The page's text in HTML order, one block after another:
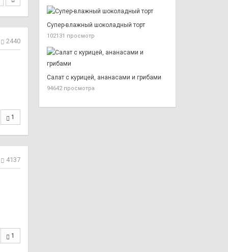
2440
1
4137
1
Супер-влажный шоколадный торт
102131 просмотр
Салат с курицей, ананасами и грибами
94642 просмотра